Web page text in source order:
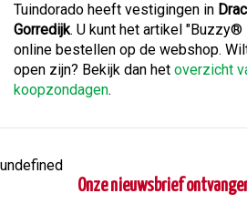
Tuindorado heeft vestigingen in
Gorredijk. U kunt het artikel
online bestellen op de webshop.
open zijn? Bekijk dan het overzicht
koopzondagen.
undefined
Onze nieuwsbrief